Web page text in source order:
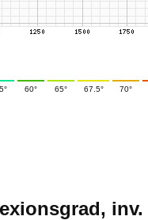
60° 65° 67.5° 70°
inv.